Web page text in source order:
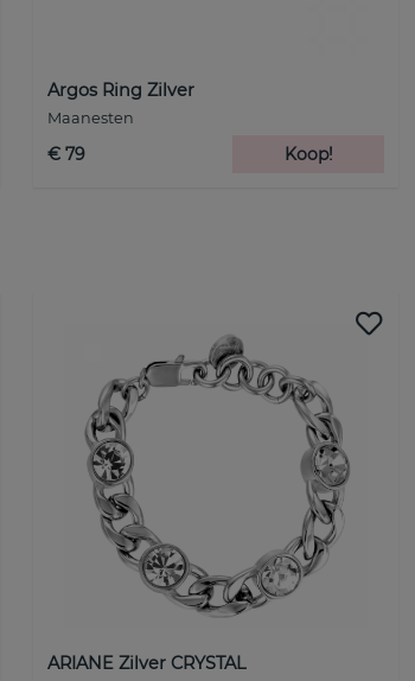
Argos Ring Zilver
Maanesten
€ 79 Koop!
ARIANE Zilver CRYSTAL